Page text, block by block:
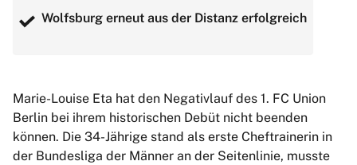
Wolfsburg erneut aus der Distanz erfolgreich
Marie-Louise Eta hat den Negativlauf des 1. FC Union
Berlin bei ihrem historischen Debüt nicht beenden
können. Die 34-Jährige stand als erste Cheftrainerin in
der Bundesliga der Männer an der Seitenlinie, musste